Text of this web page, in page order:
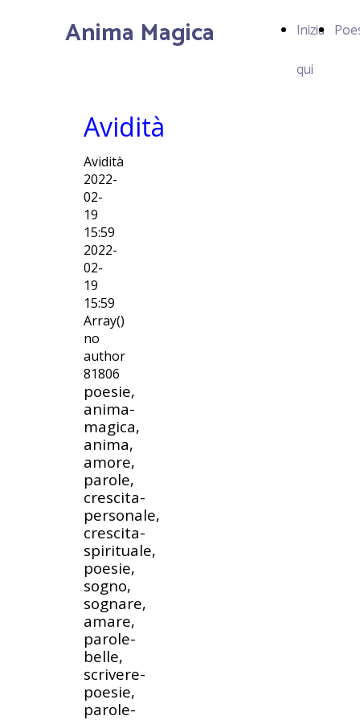
Anima Magica
Inizia
qui
Avidità
Avidità
2022-
02-
19
15:59
2022-
02-
19
15:59
Array()
no
author
81806
poesie,
anima-
magica,
anima,
amore,
parole,
crescita-
personale,
crescita-
spirituale,
poesie,
sogno,
sognare,
amare,
parole-
belle,
scrivere-
poesie,
parole-